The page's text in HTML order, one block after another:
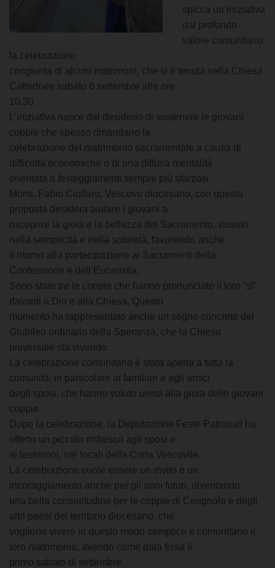
spicca un’iniziativa
dal profondo
valore comunitario:
la celebrazione
congiunta di alcuni matrimoni, che si è tenuta nella Chiesa
Cattedrale sabato 6 settembre alle ore
10.30.
L’iniziativa nasce dal desiderio di sostenere le giovani
coppie che spesso rimandano la
celebrazione del matrimonio sacramentale a causa di
difficoltà economiche o di una diffusa mentalità
orientata a festeggiamenti sempre più sfarzosi.
Mons. Fabio Ciollaro, Vescovo diocesano, con questa
proposta desidera aiutare i giovani a
riscoprire la gioia e la bellezza del Sacramento, vissuto
nella semplicità e nella sobrietà, favorendo anche
il ritorno alla partecipazione ai Sacramenti della
Confessione e dell’Eucaristia.
Sono state tre le coppie che hanno pronunciato il loro “sì”
davanti a Dio e alla Chiesa. Questo
momento ha rappresentato anche un segno concreto del
Giubileo ordinario della Speranza, che la Chiesa
universale sta vivendo.
La celebrazione comunitaria è stata aperta a tutta la
comunità, in particolare ai familiari e agli amici
degli sposi, che hanno voluto unirsi alla gioia delle giovani
coppie.
Dopo la celebrazione, la Deputazione Feste Patronali ha
offerto un piccolo rinfresco agli sposi e
ai testimoni, nei locali della Curia Vescovile.
La celebrazione vuole essere un invito e un
incoraggiamento anche per gli anni futuri, diventando
una bella consuetudine per le coppie di Cerignola e degli
altri paesi del territorio diocesano, che
vogliono vivere in questo modo semplice e comunitario il
loro matrimonio, avendo come data fissa il
primo sabato di settembre.